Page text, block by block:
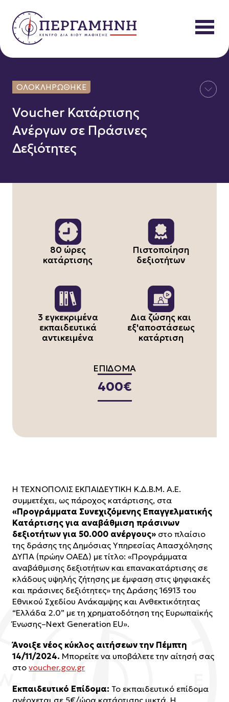
περιεχόμενο
ΟΛΟΚΛΗΡΩΘΗΚΕ
Voucher Κατάρτισης
Ανέργων σε Πράσινες
Δεξιότητες
80 ώρες
κατάρτισης
Πιστοποίηση
δεξιοτήτων
3 εγκεκριμένα
εκπαιδευτικά
αντικειμένα
Δια ζώσης και
εξ'αποστάσεως
κατάρτιση
ΕΠΙΔΟΜΑ
400€
Η ΤΕΧΝΟΠΟΛΙΣ ΕΚΠΑΙΔΕΥΤΙΚΗ Κ.Δ.Β.Μ. Α.Ε.
συμμετέχει, ως πάροχος κατάρτισης, στα
«Προγράμματα Συνεχιζόμενης Επαγγελματικής
Κατάρτισης για αναβάθμιση πράσινων
δεξιοτήτων για 50.000 ανέργους» στο πλαίσιο
της δράσης της Δημόσιας Υπηρεσίας Απασχόλησης
ΔΥΠΑ (πρώην ΟΑΕΔ) με τίτλο: «Προγράμματα
αναβάθμισης δεξιοτήτων και επανακατάρτισης σε
κλάδους υψηλής ζήτησης με έμφαση στις ψηφιακές
και πράσινες δεξιότητες» της Δράσης 16913 του
Εθνικού Σχεδίου Ανάκαμψης και Ανθεκτικότητας
“Ελλάδα 2.0” με τη χρηματοδότηση της Ευρωπαϊκής
Ένωσης–Next Generation EU».
Άνοιξε νέος κύκλος αιτήσεων την Πέμπτη
14/11/2024. Μπορείτε να υποβάλετε την αίτησή σας
στο voucher.gov.gr
Εκπαιδευτικό Επίδομα: Το εκπαιδευτικό επίδομα
ανέρχεται σε 5€/ώρα κατάρτισης μικτά. Η